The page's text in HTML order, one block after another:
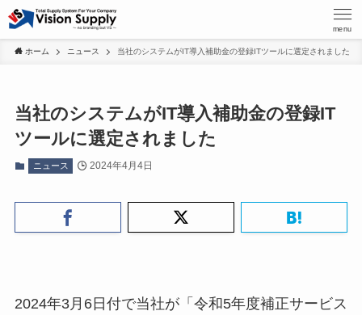
menu
ホーム ニュース 当社のシステムがIT導入補助金の登録ITツールに選定されました
当社のシステムがIT導入補助金の登録IT
ツールに選定されました
ニュース 2024年4月4日
2024年3月6日付で当社が「令和5年度補正サービス